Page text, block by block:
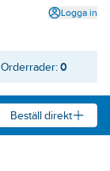
Logga in
Orderrader: 0
Beställ direkt